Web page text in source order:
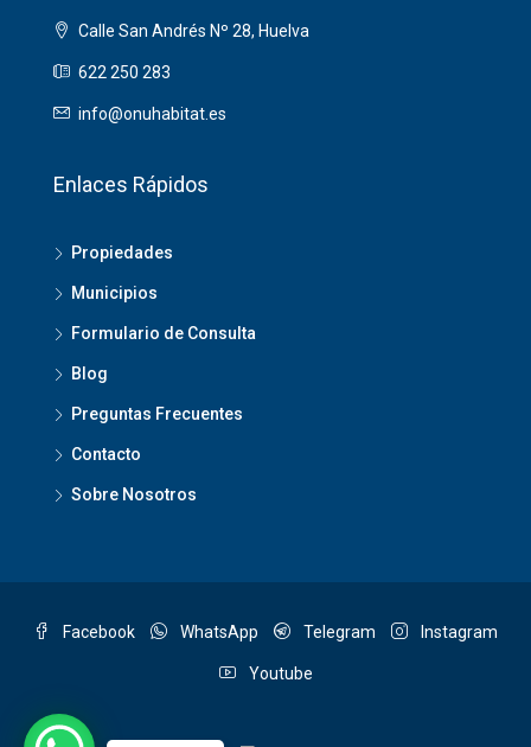
Calle San Andrés Nº 28, Huelva
622 250 283
info@onuhabitat.es
Enlaces Rápidos
Propiedades
Municipios
Formulario de Consulta
Blog
Preguntas Frecuentes
Contacto
Sobre Nosotros
Facebook WhatsApp Telegram Instagram
Youtube